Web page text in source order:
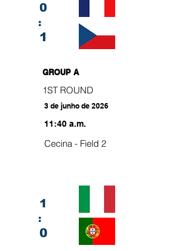
0
:
1
GROUP A
3 de junho de 2026
11:40 a.m.
Cecina - Field 2
1ST ROUND
1
:
0